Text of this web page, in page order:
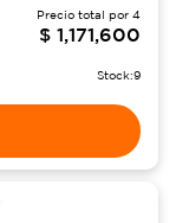
Precio total por 4
$ 1,171,600
Stock:9